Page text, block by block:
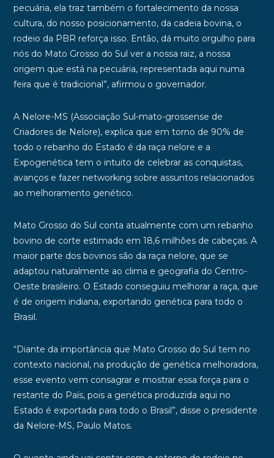
pecuária, ela traz também o fortalecimento da nossa
cultura, do nosso posicionamento, da cadeia bovina, o
rodeio da PBR reforça isso. Então, dá muito orgulho para
nós do Mato Grosso do Sul ver a nossa raiz, a nossa
origem que está na pecuária, representada aqui numa
feira que é tradicional”, afirmou o governador.
A Nelore-MS (Associação Sul-mato-grossense de
Criadores de Nelore), explica que em torno de 90% de
todo o rebanho do Estado é da raça nelore e a
Expogenética tem o intuito de celebrar as conquistas,
avanços e fazer networking sobre assuntos relacionados
ao melhoramento genético.
Mato Grosso do Sul conta atualmente com um rebanho
bovino de corte estimado em 18,6 milhões de cabeças. A
maior parte dos bovinos são da raça nelore, que se
adaptou naturalmente ao clima e geografia do Centro-
Oeste brasileiro. O Estado conseguiu melhorar a raça, que
é de origem indiana, exportando genética para todo o
Brasil.
“Diante da importância que Mato Grosso do Sul tem no
contexto nacional, na produção de genética melhoradora,
esse evento vem consagrar e mostrar essa força para o
restante do País, pois a genética produzida aqui no
Estado é exportada para todo o Brasil”, disse o presidente
da Nelore-MS, Paulo Matos.